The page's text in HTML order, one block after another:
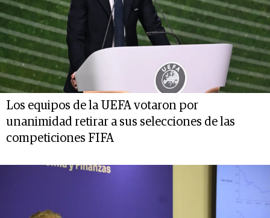
Los equipos de la UEFA votaron por
unanimidad retirar a sus selecciones de las
competiciones FIFA